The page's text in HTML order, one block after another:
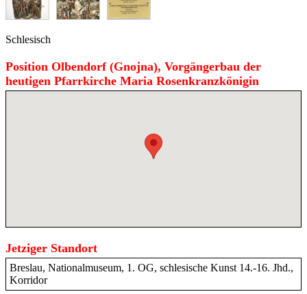
Schlesisch
Position Olbendorf (Gnojna), Vorgängerbau der
heutigen Pfarrkirche Maria Rosenkranzkönigin
Jetziger Standort
Breslau, Nationalmuseum, 1. OG, schlesische Kunst 14.-16. Jhd.,
Korridor